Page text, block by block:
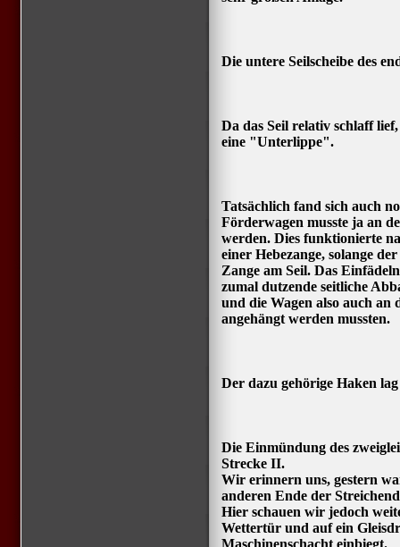
Die untere Seilscheibe des
Da das Seil relativ schlaff
eine "Unterlippe".
Tatsächlich fand sich auch
Förderwagen musste ja an
werden. Dies funktionierte
einer Hebezange, solange
Zange am Seil. Das
zumal dutzende seitliche
und die Wagen also auch an
angehängt werden mussten.
Der dazu gehörige Haken
Die Einmündung des
Strecke II.
Wir erinnern uns, gestern
anderen Ende der
Hier schauen wir jedoch
Wettertür und auf ein
Maschinenschacht einbiegt.